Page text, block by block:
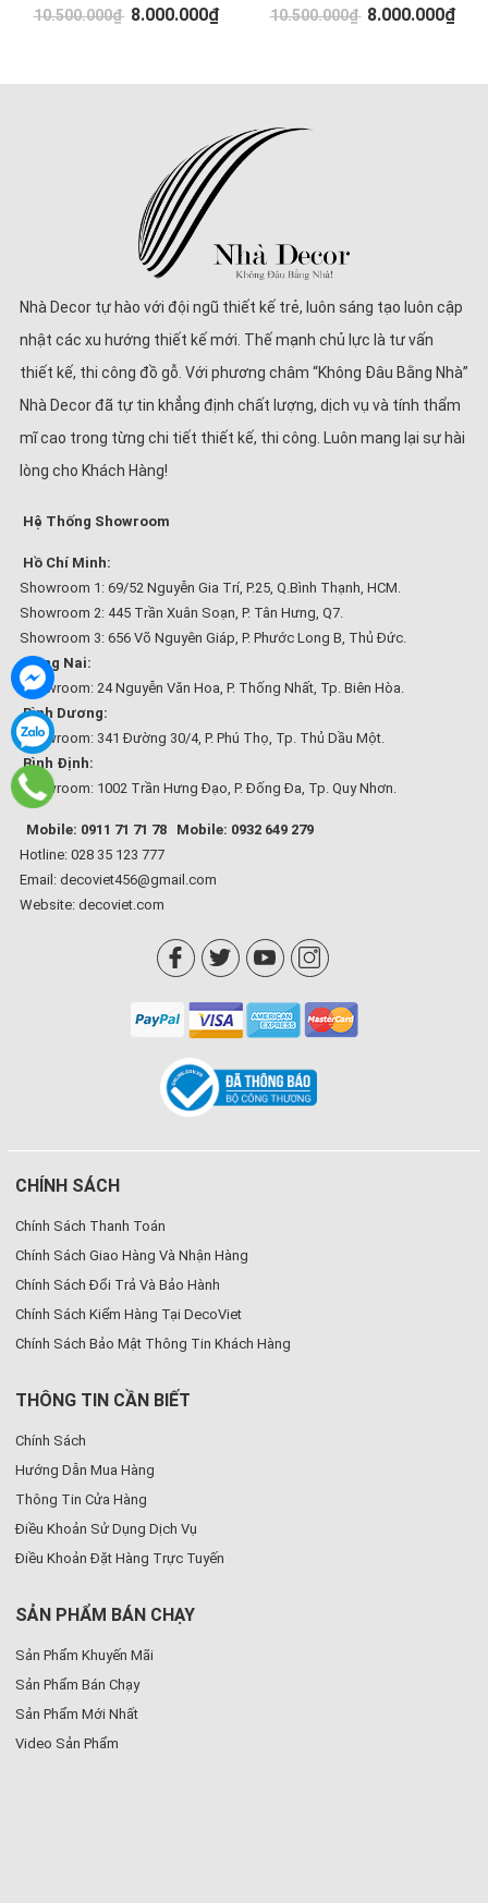
10.500.000₫ 8.000.000₫
10.500.000₫ 8.000.000₫
Nhà Decor tự hào với đội ngũ thiết kế trẻ, luôn sáng tạo luôn cập
nhật các xu hướng thiết kế mới. Thế mạnh chủ lực là tư vấn
thiết kế, thi công đồ gỗ. Với phương châm “Không Đâu Bằng Nhà”
Nhà Decor đã tự tin khẳng định chất lượng, dịch vụ và tính thẩm
mĩ cao trong từng chi tiết thiết kế, thi công. Luôn mang lại sự hài
lòng cho Khách Hàng!
Hệ Thống Showroom
Hồ Chí Minh:
Showroom 1: 69/52 Nguyễn Gia Trí, P.25, Q.Bình Thạnh, HCM.
Showroom 2: 445 Trần Xuân Soạn, P. Tân Hưng, Q7.
Showroom 3: 656 Võ Nguyên Giáp, P. Phước Long B, Thủ Đức.
Đồng Nai:
Showroom: 24 Nguyễn Văn Hoa, P. Thống Nhất, Tp. Biên Hòa.
Bình Dương:
Showroom: 341 Đường 30/4, P. Phú Thọ, Tp. Thủ Dầu Một.
Bình Định:
Showroom: 1002 Trần Hưng Đạo, P. Đống Đa, Tp. Quy Nhơn.
Mobile: 0911 71 71 78
Mobile: 0932 649 279
Hotline: 028 35 123 777
Email: decoviet456@gmail.com
Website: decoviet.com
CHÍNH SÁCH
Chính Sách Thanh Toán
Chính Sách Giao Hàng Và Nhận Hàng
Chính Sách Đổi Trả Và Bảo Hành
Chính Sách Kiểm Hàng Tại DecoViet
Chính Sách Bảo Mật Thông Tin Khách Hàng
THÔNG TIN CẦN BIẾT
Chính Sách
Hướng Dẫn Mua Hàng
Thông Tin Cửa Hàng
Điều Khoản Sử Dụng Dịch Vụ
Điều Khoản Đặt Hàng Trực Tuyến
SẢN PHẨM BÁN CHẠY
Sản Phẩm Khuyến Mãi
Sản Phẩm Bán Chạy
Sản Phẩm Mới Nhất
Video Sản Phẩm